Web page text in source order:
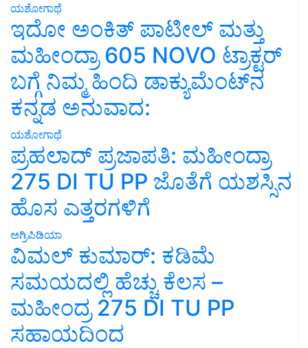
ಯಶೋಗಾಥೆ
ಇದೋ ಅಂಕಿತ್ ಪಾಟೀಲ್ ಮತ್ತು
ಮಹೀಂದ್ರಾ 605 NOVO ಟ್ರಾಕ್ಟರ್
ಬಗ್ಗೆ ನಿಮ್ಮ ಹಿಂದಿ ಡಾಕ್ಯುಮೆಂಟ್‌ನ
ಕನ್ನಡ ಅನುವಾದ:
ಯಶೋಗಾಥೆ
ಪ್ರಹಲಾದ್ ಪ್ರಜಾಪತಿ: ಮಹೀಂದ್ರಾ
275 DI TU PP ಜೊತೆಗೆ ಯಶಸ್ಸಿನ
ಹೊಸ ಎತ್ತರಗಳಿಗೆ
ಅಗ್ರಿಪಿಡಿಯಾ
ವಿಮಲ್ ಕುಮಾರ್: ಕಡಿಮೆ
ಸಮಯದಲ್ಲಿ ಹೆಚ್ಚು ಕೆಲಸ –
ಮಹೀಂದ್ರ 275 DI TU PP
ಸಹಾಯದಿಂದ